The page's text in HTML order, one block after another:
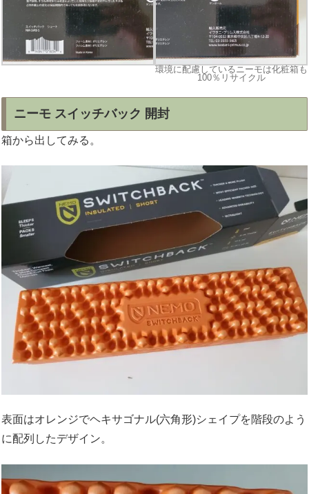
環境に配慮しているニーモは化粧箱も
100％リサイクル
ニーモ スイッチバック 開封
箱から出してみる。
表面はオレンジでヘキサゴナル(六角形)シェイプを階段のよう
に配列したデザイン。